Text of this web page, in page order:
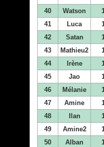
40
Watson
41
Luca
42
Satan
43
Mathieu2
44
Irène
45
Jao
46
Mélanie
47
Amine
48
Ilan
49
Amine2
50
Alban